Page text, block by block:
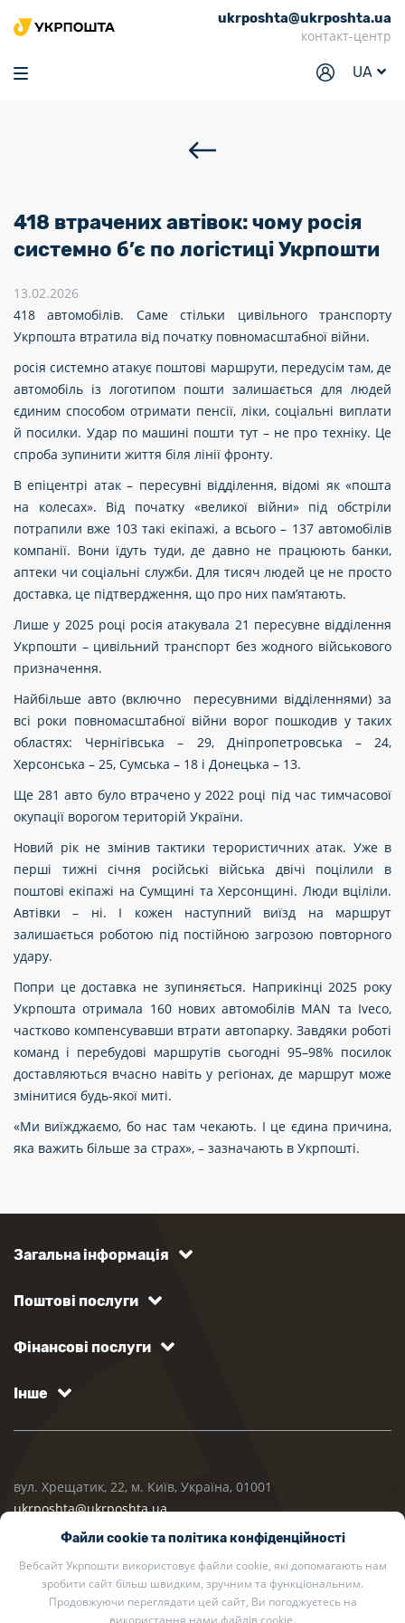
ukrposhta@ukrposhta.ua
контакт-центр
UA
Головна
Маркет
Відділення
Кар’єра
418 втрачених автівок: чому росія
системно б’є по логістиці Укрпошти
13.02.2026
418 автомобілів. Саме стільки цивільного транспорту
Укрпошта втратила від початку повномасштабної війни.
росія системно атакує поштові маршрути, передусім там, де
автомобіль із логотипом пошти залишається для людей
єдиним способом отримати пенсії, ліки, соціальні виплати
й посилки. Удар по машині пошти тут – не про техніку. Це
спроба зупинити життя біля лінії фронту.
В епіцентрі атак – пересувні відділення, відомі як «пошта
на колесах». Від початку «великої війни» під обстріли
потрапили вже 103 такі екіпажі, а всього – 137 автомобілів
компанії. Вони їдуть туди, де давно не працюють банки,
аптеки чи соціальні служби. Для тисяч людей це не просто
доставка, це підтвердження, що про них пам’ятають.
Лише у 2025 році росія атакувала 21 пересувне відділення
Укрпошти – цивільний транспорт без жодного військового
призначення.
Найбільше авто (включно пересувними відділеннями) за
всі роки повномасштабної війни ворог пошкодив у таких
областях: Чернігівська – 29, Дніпропетровська – 24,
Херсонська – 25, Сумська – 18 і Донецька – 13.
Ще 281 авто було втрачено у 2022 році під час тимчасової
окупації ворогом територій України.
Новий рік не змінив тактики терористичних атак. Уже в
перші тижні січня російські війська двічі поцілили в
поштові екіпажі на Сумщині та Херсонщині. Люди вціліли.
Автівки – ні. І кожен наступний виїзд на маршрут
залишається роботою під постійною загрозою повторного
удару.
Попри це доставка не зупиняється. Наприкінці 2025 року
Укрпошта отримала 160 нових автомобілів MAN та Iveco,
частково компенсувавши втрати автопарку. Завдяки роботі
команд і перебудові маршрутів сьогодні 95–98% посилок
доставляються вчасно навіть у регіонах, де маршрут може
змінитися будь-якої миті.
«Ми виїжджаємо, бо нас там чекають. І це єдина причина,
яка важить більше за страх», – зазначають в Укрпошті.
Файли cookie та політика конфіденційності
Вебсайт Укрпошти використовує файли cookie, які допомагають нам
зробити сайт більш швидким, зручним та функціональним.
Продовжуючи переглядати цей сайт, Ви погоджуєтесь на
використання нами файлів cookie.
Загальна інформація
Поштові послуги
Фінансові послуги
Інше
вул. Хрещатик, 22, м. Київ, Україна, 01001
ukrposhta@ukrposhta.ua